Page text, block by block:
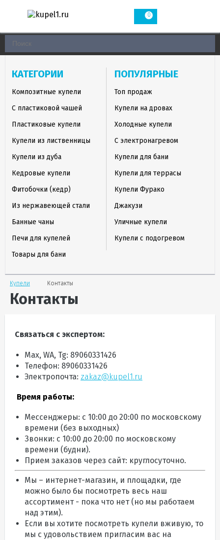
0
КАТЕГОРИИ
Композитные купели
С пластиковой чашей
Пластиковые купели
Купели из лиственницы
Купели из дуба
Кедровые купели
Фитобочки (кедр)
Из нержавеющей стали
Банные чаны
Печи для купелей
Товары для бани
ПОПУЛЯРНЫЕ
Топ продаж
Купели на дровах
Холодные купели
С электронагревом
Купели для бани
Купели для террасы
Купели Фурако
Джакузи
Уличные купели
Купели с подогревом
Купели Контакты
Контакты
Связаться с экспертом:
Max, WA, Tg: 89060331426
Телефон: 89060331426
Электропочта: zakaz@kupel1.ru
Время работы:
Мессенджеры: с 10:00 до 20:00 по московскому
времени (без выходных)
Звонки: с 10:00 до 20:00 по московскому
времени (будни).
Прием заказов через сайт: круглосуточно.
Мы – интернет-магазин, и площадки, где
можно было бы посмотреть весь наш
ассортимент - пока что нет (но мы работаем
над этим).
Если вы хотите посмотреть купели вживую, то
мы с удовольствием пригласим вас на